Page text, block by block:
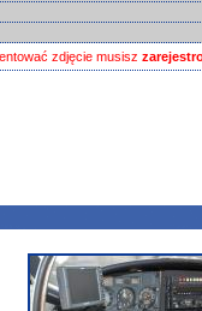
zdjęcie musisz